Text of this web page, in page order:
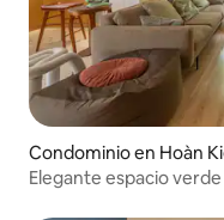
Condominio en Hoàn
Elegante espacio